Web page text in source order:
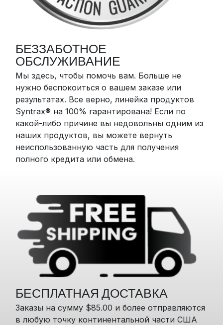
БЕЗЗАБОТНОЕ
ОБСЛУЖИВАНИЕ
Мы здесь, чтобы помочь вам. Больше не
нужно беспокоиться о вашем заказе или
результатах. Все верно, линейка продуктов
Syntrax® на 100% гарантирована! Если по
какой-либо причине вы недовольны одним из
наших продуктов, вы можете вернуть
неиспользованную часть для получения
полного кредита или обмена.
БЕСПЛАТНАЯ ДОСТАВКА
Заказы на сумму $85.00 и более отправляются
в любую точку континентальной части США